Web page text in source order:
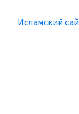
Исламский